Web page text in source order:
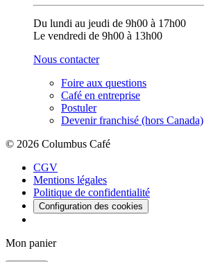
Du lundi au jeudi de 9h00 à 17h00
Le vendredi de 9h00 à 13h00
Nous contacter
Foire aux questions
Café en entreprise
Postuler
Devenir franchisé (hors Canada)
© 2026 Columbus Café
CGV
Mentions légales
Politique de confidentialité
Configuration des cookies
Mon panier